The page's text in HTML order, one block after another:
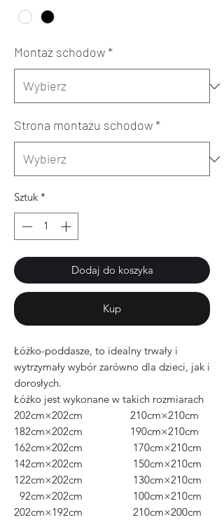
Montaż schodow*
Strona montażu schodow*
Sztuk *
Dodaj do koszyka
Kup
Łóżko-poddasze, to idealny trwały i
wytrzymały wybór zarówno dla dzieci, jak i
dorosłych.
Łóżko jest wykonane w takich rozmiarach
202cm×202cm 210cm×210cm
182cm×202cm 190cm×210cm
162cm×202cm 170cm×210cm
142cm×202cm 150cm×210cm
122cm×202cm 130cm×210cm
92cm×202cm 100cm×210cm
202cm×192cm 210cm×200cm